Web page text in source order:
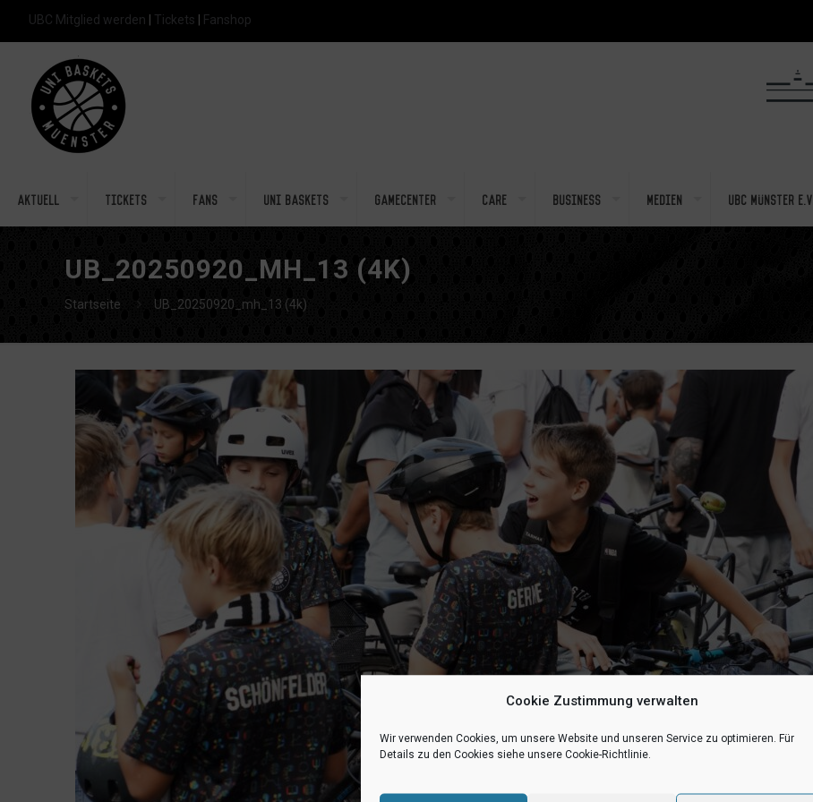
Cookie Zustimmung verwalten
Wir verwenden Cookies, um unsere Website und unseren Service zu optimieren. Für
Details zu den Cookies siehe unsere Cookie-Richtlinie.
UBC Mitglied werden Tickets Fanshop
Aktuell Tickets Fans Uni Baskets Gamecenter Care Business Medien UBC Münster e.V.
UB_20250920_MH_13 (4K)
Startseite UB_20250920_mh_13 (4k)